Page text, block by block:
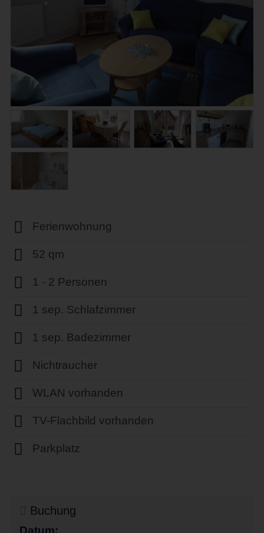
Ferienwohnung
52 qm
1 - 2 Personen
1 sep. Schlafzimmer
1 sep. Badezimmer
Nichtraucher
WLAN vorhanden
TV-Flachbild vorhanden
Parkplatz
Buchung
Datum: